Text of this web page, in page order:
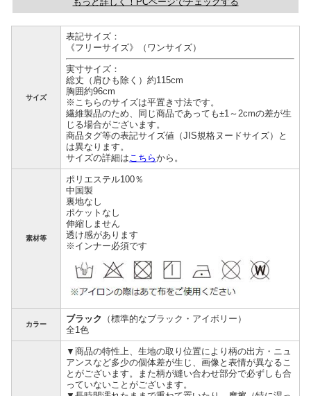
サイズ
表記サイズ：
《フリーサイズ》（ワンサイズ）
実寸サイズ：
総丈（肩ひも除く）約115cm
胸囲約96cm
※こちらのサイズは平置き寸法です。
繊維製品のため、同じ商品であっても±1～2cmの差が生
じる場合がございます。
商品タグ等の表記サイズ値（JIS規格ヌードサイズ）と
は異なります。
サイズの詳細はこちらから。
素材等
ポリエステル100％
中国製
裏地なし
ポケットなし
伸縮しません
透け感があります
※インナー必須です
カラー
ブラック （標準的なブラック・アイボリー）
全1色
▼商品の特性上、生地の取り位置により柄の出方・ニュ
アンスなど多少の個体差が生じ、画像と表情が異なるこ
とがございます。また柄が縫い合わせ部分で必ずしも合
っていないことがございます。